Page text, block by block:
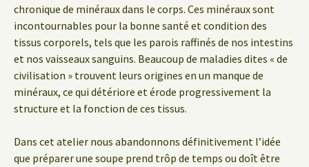
chronique de minéraux dans le corps. Ces minéraux sont
incontournables pour la bonne santé et condition des
tissus corporels, tels que les parois raffinés de nos intestins
et nos vaisseaux sanguins. Beaucoup de maladies dites « de
civilisation » trouvent leurs origines en un manque de
minéraux, ce qui détériore et érode progressivement la
structure et la fonction de ces tissus.
Dans cet atelier nous abandonnons définitivement l’idée
que préparer une soupe prend trôp de temps ou doît être